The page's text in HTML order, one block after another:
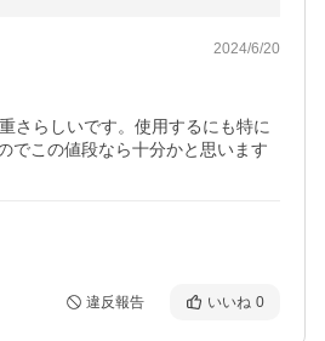
2024/6/20
さらしいです。使用するにも特に
でこの値段なら十分かと思います
違反報告 いいね 0